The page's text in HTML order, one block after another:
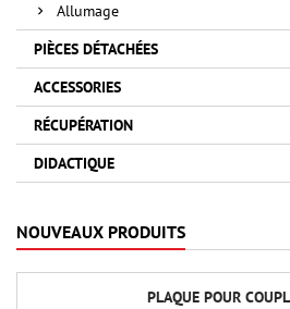
Allumage
PIÈCES DÉTACHÉES
ACCESSORIES
RÉCUPÉRATION
DIDACTIQUE
NOUVEAUX PRODUITS